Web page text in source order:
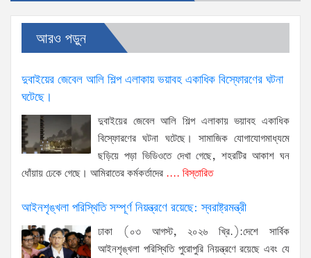
আরও পড়ুন
দুবাইয়ের জেবেল আলি শিল্প এলাকায় ভয়াবহ একাধিক বিস্ফোরণের ঘটনা
ঘটেছে।
দুবাইয়ের জেবেল আলি শিল্প এলাকায় ভয়াবহ একাধিক
বিস্ফোরণের ঘটনা ঘটেছে। সামাজিক যোগাযোগমাধ্যমে
ছড়িয়ে পড়া ভিডিওতে দেখা গেছে, শহরটির আকাশ ঘন
ধোঁয়ায় ঢেকে গেছে। আমিরাতের কর্মকর্তাদের .... বিস্তারিত
আইনশৃঙ্খলা পরিস্থিতি সম্পূর্ণ নিয়ন্ত্রণে রয়েছে: স্বরাষ্ট্রমন্ত্রী
ঢাকা (০৩ আগস্ট, ২০২৬ খ্রি.):দেশে সার্বিক
আইনশৃঙ্খলা পরিস্থিতি পুরোপুরি নিয়ন্ত্রণে রয়েছে এবং যে